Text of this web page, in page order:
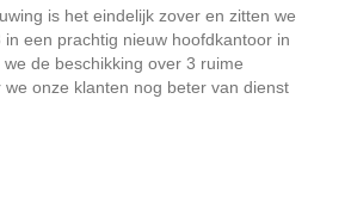
is het eindelijk zover en zitten we
een prachtig nieuw hoofdkantoor in
de beschikking over 3 ruime
onze klanten nog beter van dienst